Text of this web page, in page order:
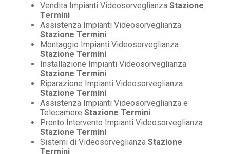
Vendita Impianti Videosorveglianza Stazione
Termini
Assistenza Impianti Videosorveglianza
Stazione Termini
Montaggio Impianti Videosorveglianza
Stazione Termini
Installazione Impianti Videosorveglianza
Stazione Termini
Riparazione Impianti Videosorveglianza
Stazione Termini
Assistenza Impianti Videosorveglianza e
Telecamere Stazione Termini
Pronto Intervento Impianti Videosorveglianza
Stazione Termini
Sistemi di Videosorveglianza Stazione
Termini